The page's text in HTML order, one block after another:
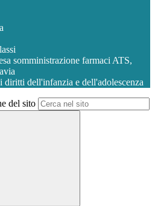
somministrazione farmaci ATS,
diritti dell'infanzia e dell'adolescenza
del sito